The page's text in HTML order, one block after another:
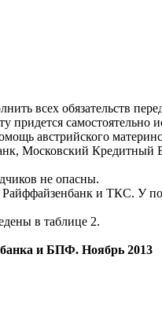
всех обязательств
самостоятельно
австрийского
Московский
не опасны.
и ТКС. У
в таблице 2.
банка и БПФ. Ноябрь 2013